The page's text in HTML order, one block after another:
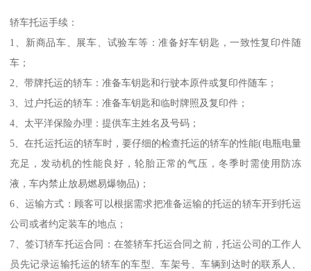
轿车托运手续：
1、新商品车、展车、试验车等：准备好车钥匙，一致性复印件随
车；
2、带牌托运的轿车：准备车钥匙和行驶本原件或复印件随车；
3、过户托运的轿车：准备车钥匙和临时牌照及复印件；
4、太平洋保险办理：提供车主姓名及号码；
5、在托运托运的轿车时，要仔细的检查托运的轿车的性能(电瓶电量
充足，发动机的性能良好，轮胎正常的气压，冬季时需使用防冻
液，车内禁止放易燃易爆物品)；
6、运输方式：顾客可以根据需求把准备运输的托运的轿车开到托运
公司或者约定装车的地点；
7、签订轿车托运合同：在签轿车托运合同之前，托运公司的工作人
员先记录运输托运的轿车的车型、车架号、车辆到达时的联系人、